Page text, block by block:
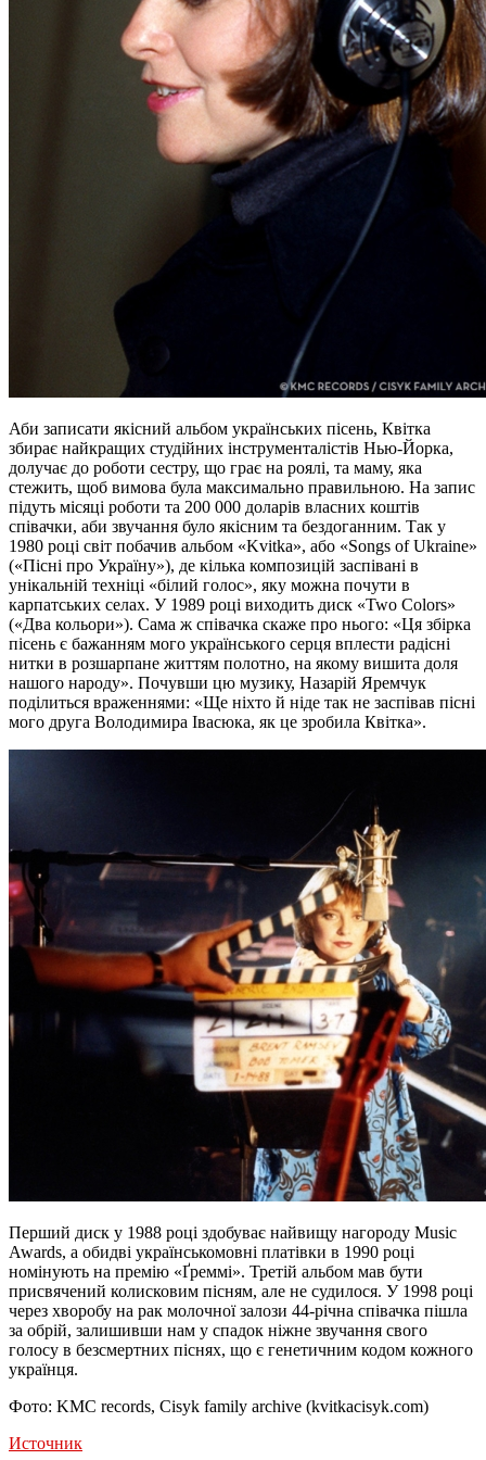
Аби записати якісний альбом українських пісень, Квітка
збирає найкращих студійних інструменталістів Нью-Йорка,
долучає до роботи сестру, що грає на роялі, та маму, яка
стежить, щоб вимова була максимально правильною. На запис
підуть місяці роботи та 200 000 доларів власних коштів
співачки, аби звучання було якісним та бездоганним. Так у
1980 році світ побачив альбом «Kvitka», або «Songs of Ukraine»
(«Пісні про Україну»), де кілька композицій заспівані в
унікальній техніці «білий голос», яку можна почути в
карпатських селах. У 1989 році виходить диск «Two Colors»
(«Два кольори»). Сама ж співачка скаже про нього: «Ця збірка
пісень є бажанням мого українського серця вплести радісні
нитки в розшарпане життям полотно, на якому вишита доля
нашого народу». Почувши цю музику, Назарій Яремчук
поділиться враженнями: «Ще ніхто й ніде так не заспівав пісні
мого друга Володимира Івасюка, як це зробила Квітка».
Перший диск у 1988 році здобуває найвищу нагороду Music
Awards, а обидві українськомовні платівки в 1990 році
номінують на премію «Ґреммі». Третій альбом мав бути
присвячений колисковим пісням, але не судилося. У 1998 році
через хворобу на рак молочної залози 44-річна співачка пішла
за обрій, залишивши нам у спадок ніжне звучання свого
голосу в безсмертних піснях, що є генетичним кодом кожного
українця.
Фото: KMC records, Cisyk family archive (kvitkacisyk.com)
Источник